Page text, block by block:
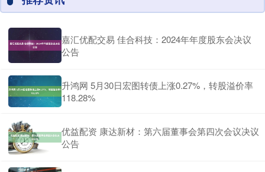
嘉汇优配交易 佳合科技：2024年年度股东会决议
公告
升鸿网 5月30日宏图转债上涨0.27%，转股溢价率
118.28%
优益配资 康达新材：第六届董事会第四次会议决议
公告